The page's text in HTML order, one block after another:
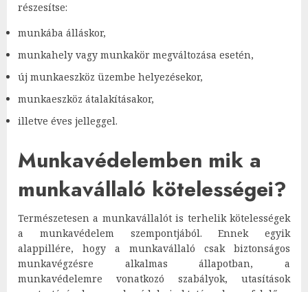
részesítse:
munkába álláskor,
munkahely vagy munkakör megváltozása esetén,
új munkaeszköz üzembe helyezésekor,
munkaeszköz átalakításakor,
illetve éves jelleggel.
Munkavédelemben mik a
munkavállaló kötelességei?
Természetesen a munkavállalót is terhelik kötelességek
a munkavédelem szempontjából. Ennek egyik
alappillére, hogy a munkavállaló csak biztonságos
munkavégzésre alkalmas állapotban, a
munkavédelemre vonatkozó szabályok, utasítások